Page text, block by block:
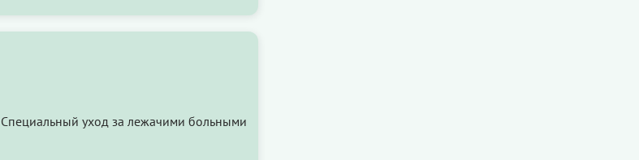
Специальный уход за лежачими больными